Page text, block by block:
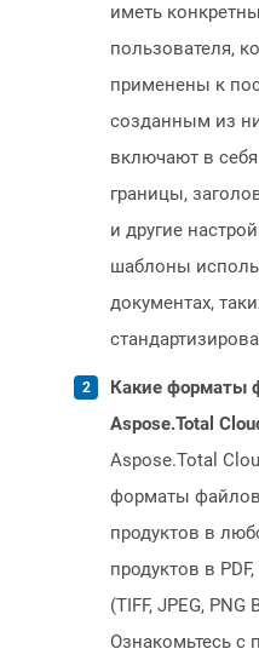
иметь
пользователя,
применены к
созданным из
включают в
границы,
и другие
шаблоны
документах,
Какие форматы
Aspose.Total
Aspose.Total
форматы
продуктов в
продуктов в
(TIFF, JPEG, PNG
Ознакомьтесь